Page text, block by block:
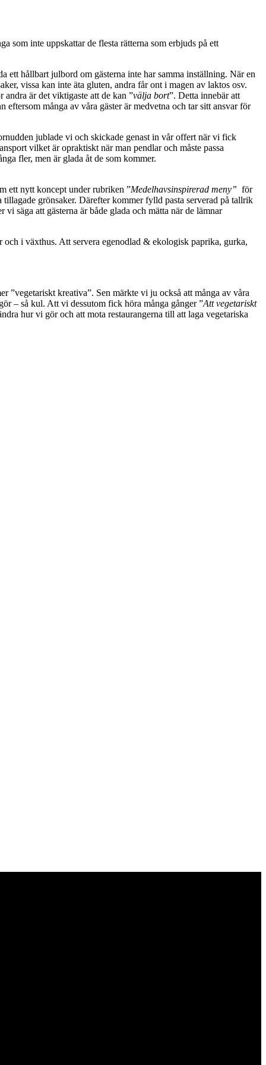
som inte uppskattar de flesta rätterna som erbjuds på ett
ett hållbart julbord om gästerna inte har samma inställning. När en
vissa kan inte äta gluten, andra får ont i magen av laktos osv.
andra är det viktigaste att de kan ”välja bort”. Detta innebär att
eftersom många av våra gäster är medvetna och tar sitt ansvar för
jublade vi och skickade genast in vår offert när vi fick
vilket är opraktiskt när man pendlar och måste passa
fler, men är glada åt de som kommer.
ett nytt koncept under rubriken ”Medelhavsinspirerad meny” för
tillagade grönsaker. Därefter kommer fylld pasta serverad på tallrik
säga att gästerna är både glada och mätta när de lämnar
och i växthus. Att servera egenodlad & ekologisk paprika, gurka,
”vegetariskt kreativa”. Sen märkte vi ju också att många av våra
– så kul. Att vi dessutom fick höra många gånger ”Att vegetariskt
hur vi gör och att mota restaurangerna till att laga vegetariska